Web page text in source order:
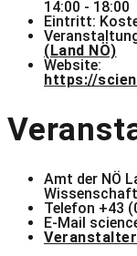
14:00 - 18:00
Eintritt:
(Land NÖ)
Website:
https://
Amt der NÖ
Telefon +43
E-Mail